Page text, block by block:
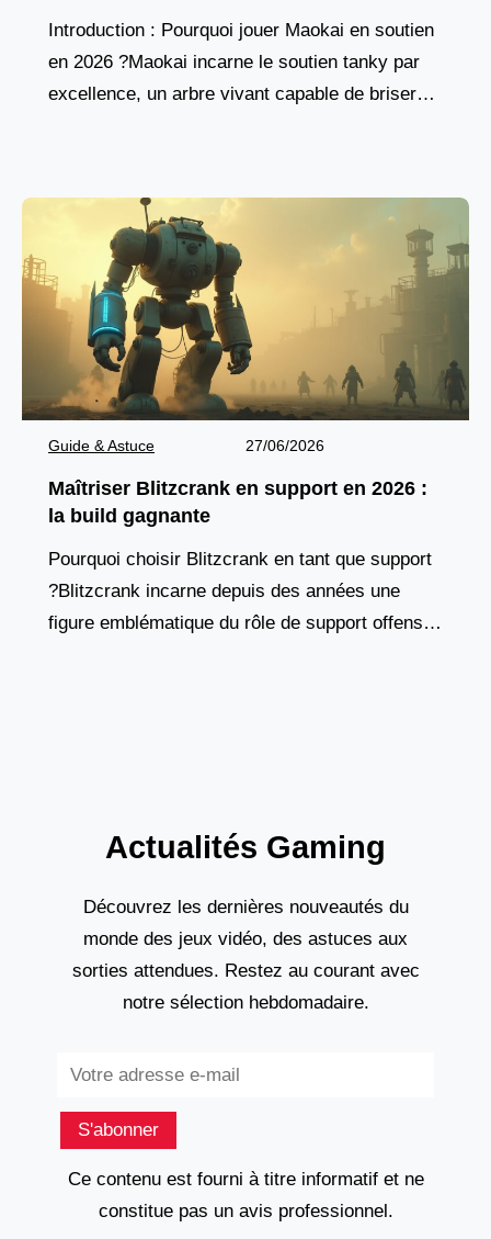
Introduction : Pourquoi jouer Maokai en soutien
en 2026 ?Maokai incarne le soutien tanky par
excellence, un arbre vivant capable de briser
Guide & Astuce 27/06/2026
Maîtriser Blitzcrank en support en 2026 :
la build gagnante
Pourquoi choisir Blitzcrank en tant que support
?Blitzcrank incarne depuis des années une
figure emblématique du rôle de support offensif.
Actualités Gaming
Découvrez les dernières nouveautés du
monde des jeux vidéo, des astuces aux
sorties attendues. Restez au courant avec
notre sélection hebdomadaire.
S'abonner
Ce contenu est fourni à titre informatif et ne
constitue pas un avis professionnel.